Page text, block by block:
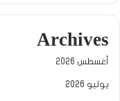
Archives
أغسطس 2026
يوليو 2026